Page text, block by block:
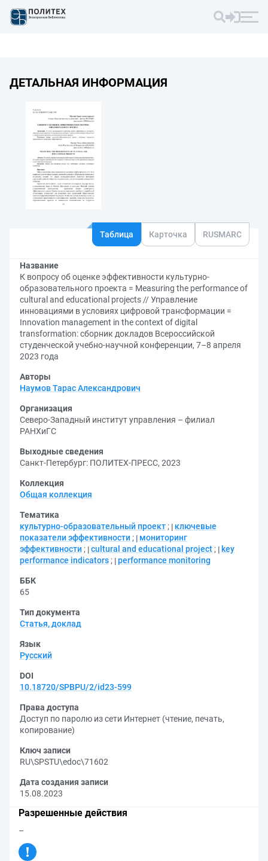
ДЕТАЛЬНАЯ ИНФОРМАЦИЯ
Таблица Карточка RUSMARC
Название
К вопросу об оценке эффективности культурно-
образовательного проекта = Measuring the performance of
cultural and educational projects // Управление
инновациями в условиях цифровой трансформации =
Innovation management in the context of digital
transformation: сборник докладов Всероссийской
студенческой учебно-научной конференции, 7–8 апреля
2023 года
Авторы
Наумов Тарас Александрович
Организация
Северо-Западный институт управления – филиал
РАНХиГС
Выходные сведения
Санкт-Петербург: ПОЛИТЕХ-ПРЕСС, 2023
Коллекция
Общая коллекция
Тематика
культурно-образовательный проект ;
ключевые
показатели эффективности ;
мониторинг
эффективности ; cultural and educational project ;
key
performance indicators ; performance monitoring
ББК
65
Тип документа
Статья, доклад
Язык
Русский
DOI
10.18720/SPBPU/2/id23-599
Права доступа
Доступ по паролю из сети Интернет (чтение, печать,
копирование)
Ключ записи
RU\SPSTU\edoc\71602
Дата создания записи
15.08.2023
Разрешенные действия
–